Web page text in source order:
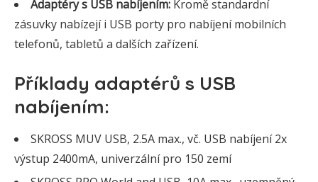
Adaptéry s USB nabíjením: Kromě standardní
zásuvky nabízejí i USB porty pro nabíjení mobilních
telefonů, tabletů a dalších zařízení.
Příklady adaptérů s USB
nabíjením:
SKROSS MUV USB, 2.5A max., vč. USB nabíjení 2x
výstup 2400mA, univerzální pro 150 zemí